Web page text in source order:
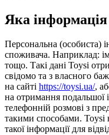
Яка
Персональна (особиста)
споживача. Наприклад:
тощо. Такі дані Toysi
свідомо та з власного
на сайті https://toysi.ua/,
на отримання подальшої
телефонній розмові з
такими способами. Toysi
такої інформації для